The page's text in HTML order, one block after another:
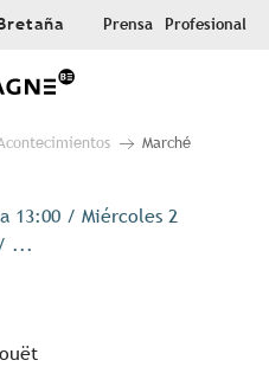
Prensa Profesional
Marché
13:00 / Miércoles 2
...